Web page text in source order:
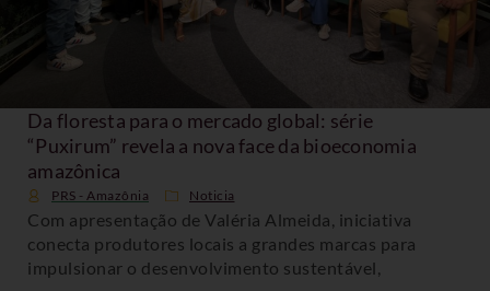
Da floresta para o mercado global: série
“Puxirum” revela a nova face da bioeconomia
amazônica
PRS - Amazônia Noticia
Com apresentação de Valéria Almeida, iniciativa
conecta produtores locais a grandes marcas para
impulsionar o desenvolvimento sustentável,